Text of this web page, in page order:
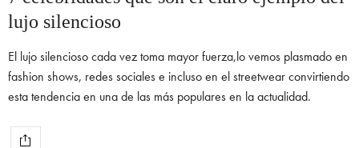
lujo silencioso
El lujo silencioso cada vez toma mayor fuerza,lo vemos plasmado en
fashion shows, redes sociales e incluso en el streetwear convirtiendo
esta tendencia en una de las más populares en la actualidad.